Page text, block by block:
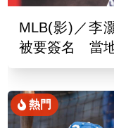
MLB(影)／李
被要簽名 當
熱門